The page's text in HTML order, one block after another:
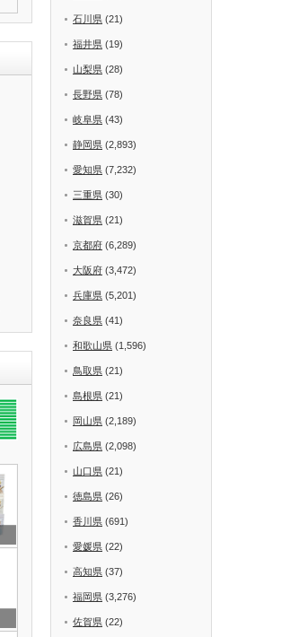
石川県 (21)
福井県 (19)
山梨県 (28)
長野県 (78)
岐阜県 (43)
静岡県 (2,893)
愛知県 (7,232)
三重県 (30)
滋賀県 (21)
京都府 (6,289)
大阪府 (3,472)
兵庫県 (5,201)
奈良県 (41)
和歌山県 (1,596)
鳥取県 (21)
島根県 (21)
岡山県 (2,189)
広島県 (2,098)
山口県 (21)
徳島県 (26)
香川県 (691)
愛媛県 (22)
高知県 (37)
福岡県 (3,276)
佐賀県 (22)